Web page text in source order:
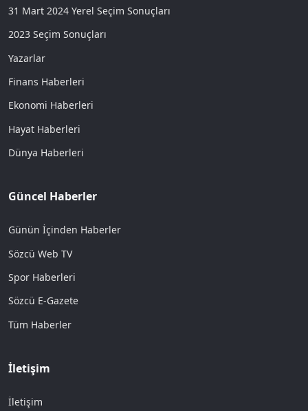
31 Mart 2024 Yerel Seçim Sonuçları
2023 Seçim Sonuçları
Yazarlar
Finans Haberleri
Ekonomi Haberleri
Hayat Haberleri
Dünya Haberleri
Güncel Haberler
Günün İçinden Haberler
Sözcü Web TV
Spor Haberleri
Sözcü E-Gazete
Tüm Haberler
İletişim
İletişim